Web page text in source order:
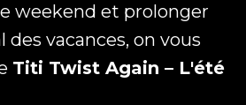
weekend et prolonger
des vacances, on vous
Titi Twist Again – L'été